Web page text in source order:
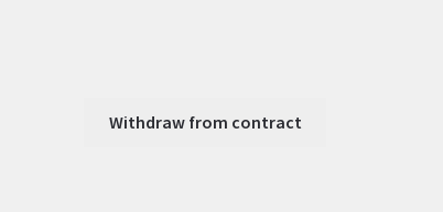
Withdraw from contract